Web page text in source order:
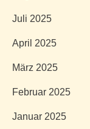
Juli 2025
April 2025
März 2025
Februar 2025
Januar 2025